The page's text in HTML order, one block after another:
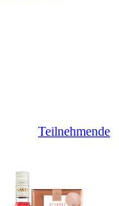
Teilnehmende